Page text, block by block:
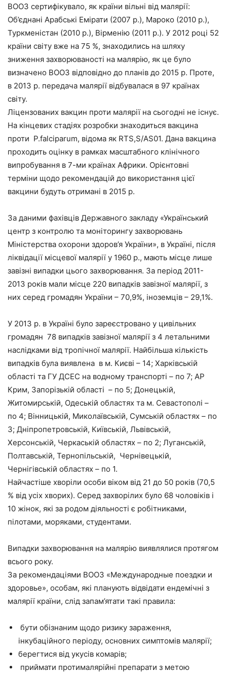
ВООЗ сертифікувало, як країни вільні від малярії:
Об’єднані Арабські Емірати (2007 р.), Мароко (2010 р.),
Туркменістан (2010 р.), Вірменію (2011 р.). У 2012 році 52
країни світу вже на 75 %, знаходились на шляху
зниження захворюваності на малярію, як це було
визначено ВООЗ відповідно до планів до 2015 р. Проте,
в 2013 р. передача малярії відбувалася в 97 країнах
світу.
Ліцензованих вакцин проти малярії на сьогодні не існує.
На кінцевих стадіях розробки знаходиться вакцина
проти P.falciparum, відома як RTS,S/AS01. Дана вакцина
проходить оцінку в рамках масштабного клінічного
випробування в 7-ми країнах Африки. Орієнтовні
терміни щодо рекомендацій до використання цієї
вакцини будуть отримані в 2015 р.
За даними фахівців Державного закладу «Український
центр з контролю та моніторингу захворювань
Міністерства охорони здоров’я України», в Україні, після
ліквідації місцевої малярії у 1960 р., мають місце лише
завізні випадки цього захворювання. За період 2011-
2013 років мали місце 220 випадків завізної малярії, з
них серед громадян України – 70,9%, іноземців – 29,1%.
У 2013 р. в Україні було зареєстровано у цивільних
громадян 78 випадків завізної малярії з 4 летальними
наслідками від тропічної малярії. Найбільша кількість
випадків була виявлена в м. Києві – 14; Харківській
області та ГУ ДСЕС на водному транспорті – по 7; АР
Крим, Запорізькій області – по 5; Донецькій,
Житомирській, Одеській областях та м. Севастополі –
по 4; Вінницькій, Миколаївській, Сумській областях – по
3; Дніпропетровській, Київській, Львівській,
Херсонській, Черкаській областях – по 2; Луганській,
Полтавській, Тернопільській, Чернівецькій,
Чернігівській областях – по 1.
Найчастіше хворіли особи віком від 21 до 50 років (70,5
% від усіх хворих). Серед захворілих було 68 чоловіків і
10 жінок, які за родом діяльності є робітниками,
пілотами, моряками, студентами.
Випадки захворювання на малярію виявлялися протягом
всього року.
За рекомендаціями ВООЗ «Международные поездки и
здоровье», особам, які планують відвідати ендемічні з
малярії країни, слід запам’ятати такі правила:
бути обізнаним щодо ризику зараження,
інкубаційного періоду, основних симптомів малярії;
берегтися від укусів комарів;
приймати протималярійні препарати з метою